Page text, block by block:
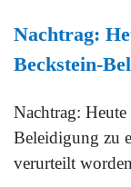
Nachtrag:
Beckstein-
Nachtrag:
Beleidigung zu
verurteilt